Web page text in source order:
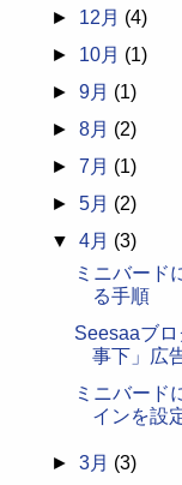
► 12月 (4)
► 10月 (1)
► 9月 (1)
► 8月 (2)
► 7月 (1)
► 5月 (2)
▼ 4月 (3)
ミニバード
る手順
Seesaaブ
事下」広
ミニバード
インを設
► 3月 (3)